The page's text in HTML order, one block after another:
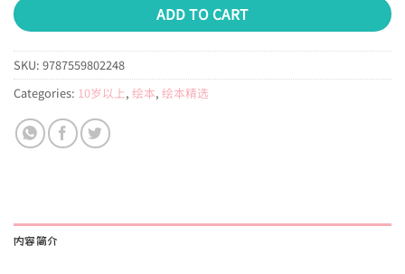
ADD TO CART
SKU: 9787559802248
Categories: 10岁以上, 绘本, 绘本精选
内容简介